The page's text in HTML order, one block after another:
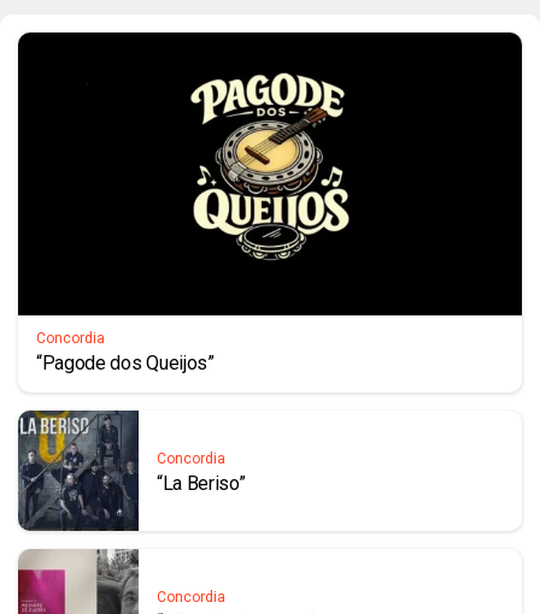
Concordia
“Pagode dos Queijos”
Concordia
“La Beriso”
Concordia